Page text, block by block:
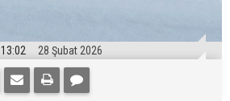
13:02 28 Şubat 2026